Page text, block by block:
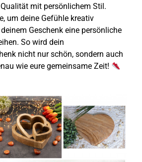
mit persönlichem Stil.
um deine Gefühle kreativ
Geschenk eine persönliche
So wird dein
nicht nur schön, sondern auch
wie eure gemeinsame Zeit!